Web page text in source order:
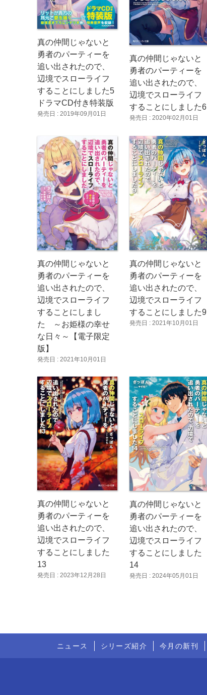
真の仲間じゃないと
勇者のパーティーを
追い出されたので、
辺境でスローライフ
することにしました5
ドラマCD付き特装版
発売日 : 2019年09月01日
真の仲間じゃないと
勇者のパーティーを
追い出されたので、
辺境でスローライフ
することにしました6
発売日 : 2020年02月01日
真の仲間じゃないと
勇者のパーティーを
追い出されたので、
辺境でスローライフ
することにしまし
た ～お姫様の幸せ
な日々～【電子限定
版】
発売日 : 2021年10月01日
真の仲間じゃないと
勇者のパーティーを
追い出されたので、
辺境でスローライフ
することにしました9
発売日 : 2021年10月01日
真の仲間じゃないと
勇者のパーティーを
追い出されたので、
辺境でスローライフ
することにしました
13
発売日 : 2023年12月28日
真の仲間じゃないと
勇者のパーティーを
追い出されたので、
辺境でスローライフ
することにしました
14
発売日 : 2024年05月01日
ニュース シリーズ紹介 今月の新刊